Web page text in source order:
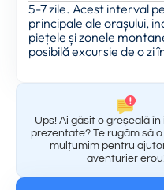
5-7 zile. Acest interval
principale ale orașului,
piețele și zonele
posibilă excursie de o zi
Ups! Ai găsit o greșeală
prezentate? Te rugăm să
mulțumim pentru
aventurier